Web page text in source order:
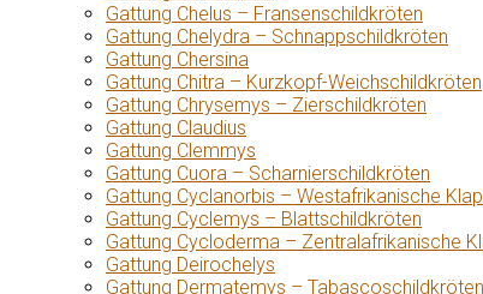
Gattung Chelus – Fransenschildkröten
Gattung Chelydra – Schnappschildkröten
Gattung Chersina
Gattung Chitra – Kurzkopf-Weichschildkröten
Gattung Chrysemys – Zierschildkröten
Gattung Claudius
Gattung Clemmys
Gattung Cuora – Scharnierschildkröten
Gattung Cyclanorbis – Westafrikanische
Gattung Cyclemys – Blattschildkröten
Gattung Cycloderma – Zentralafrikanische
Gattung Deirochelys
Gattung Dermatemys – Tabascoschildkröten